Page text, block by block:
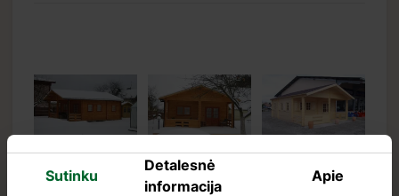
Sutinku
Detalesnė
informacija
Apie